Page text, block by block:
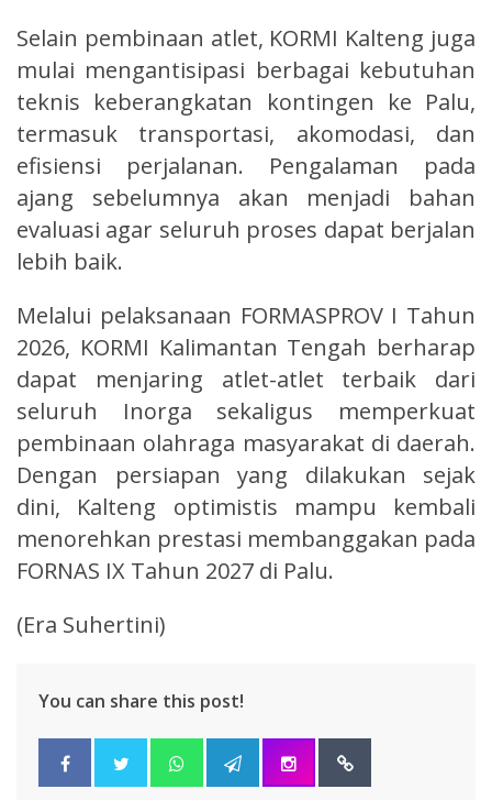
Selain pembinaan atlet, KORMI Kalteng juga
mulai mengantisipasi berbagai kebutuhan
teknis keberangkatan kontingen ke Palu,
termasuk transportasi, akomodasi, dan
efisiensi perjalanan. Pengalaman pada
ajang sebelumnya akan menjadi bahan
evaluasi agar seluruh proses dapat berjalan
lebih baik.
Melalui pelaksanaan FORMASPROV I Tahun
2026, KORMI Kalimantan Tengah berharap
dapat menjaring atlet-atlet terbaik dari
seluruh Inorga sekaligus memperkuat
pembinaan olahraga masyarakat di daerah.
Dengan persiapan yang dilakukan sejak
dini, Kalteng optimistis mampu kembali
menorehkan prestasi membanggakan pada
FORNAS IX Tahun 2027 di Palu.
(Era Suhertini)
You can share this post!